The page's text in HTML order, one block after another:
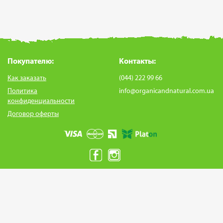
Покупателю:
Как заказать
Политика
конфиденциальности
Договор оферты
Контакты:
(044) 222 99 66
info@organicandnatural.com.ua